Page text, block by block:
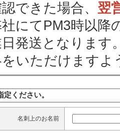
できた場合、 翌
にてPM3時以降
発送となります
いただけますよ
ください。
名刺上のお名前